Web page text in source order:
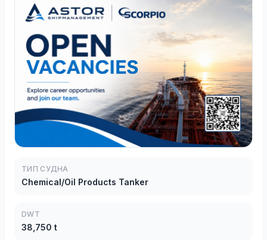
ТИП СУДНА
Chemical/Oil Products Tanker
DWT
38,750 t